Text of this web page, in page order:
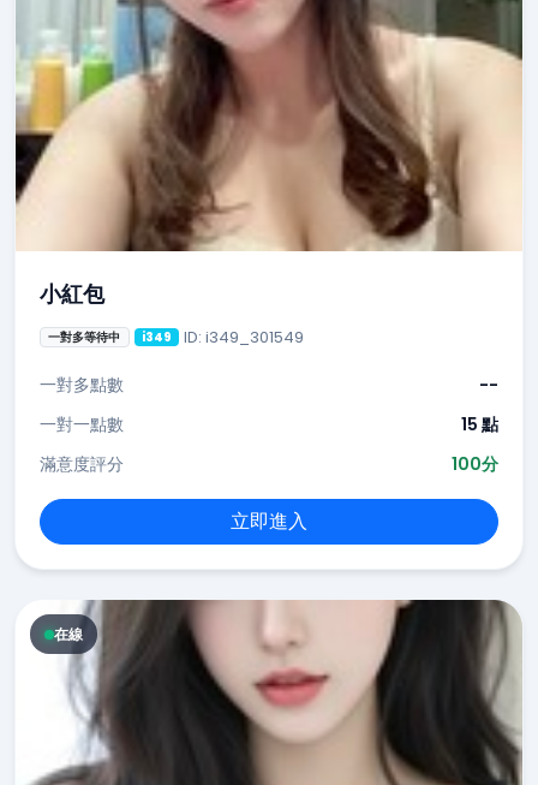
小紅包
一對多等待中 i349 ID: i349_301549
一對多點數
--
一對一點數
15 點
滿意度評分
100分
立即進入
在線